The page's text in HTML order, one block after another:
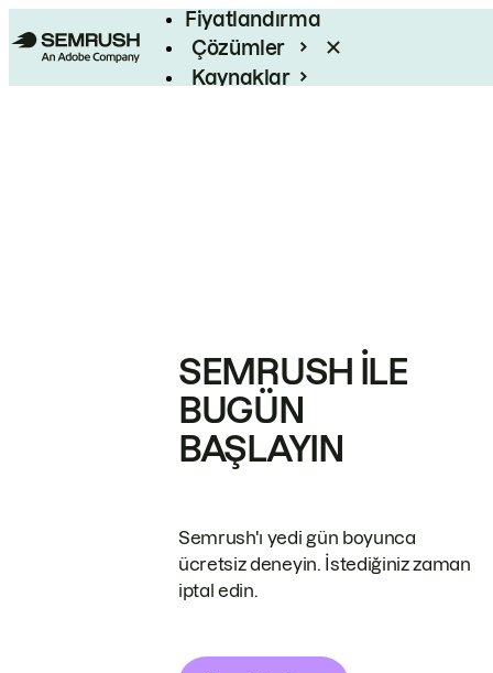
Fiyatlandırma
Çözümler
Kaynaklar
SEMRUSH ILE
BUGÜN
BAŞLAYIN
Semrush'ı yedi gün boyunca
ücretsiz deneyin. İstediğiniz zaman
iptal edin.